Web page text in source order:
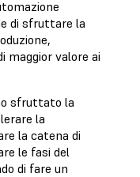
di sfruttare la
maggior valore ai
sfruttato la
la
la catena di
le fasi del
di fare un